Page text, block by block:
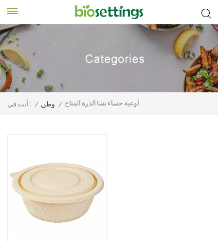
أنت في : / وطن / أوعية حساء نشا الذرة المتاح